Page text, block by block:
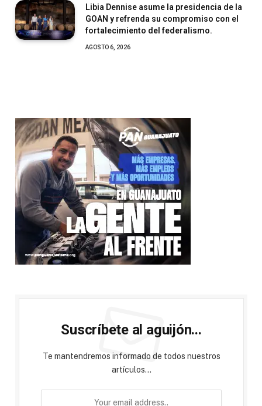
Libia Dennise asume la presidencia de la
GOAN y refrenda su compromiso con el
fortalecimiento del federalismo.
AGOSTO 6, 2026
Suscríbete al aguijón...
Te mantendremos informado de todos nuestros
artículos...